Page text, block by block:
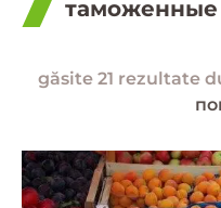
găsite 21 rezultate